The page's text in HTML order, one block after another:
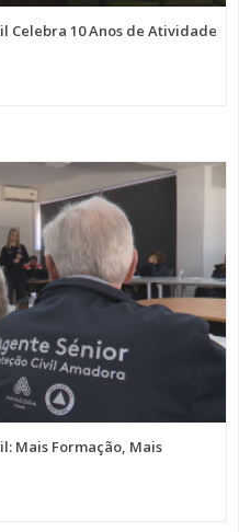
Celebra 10 Anos de Atividade
Mais Formação, Mais